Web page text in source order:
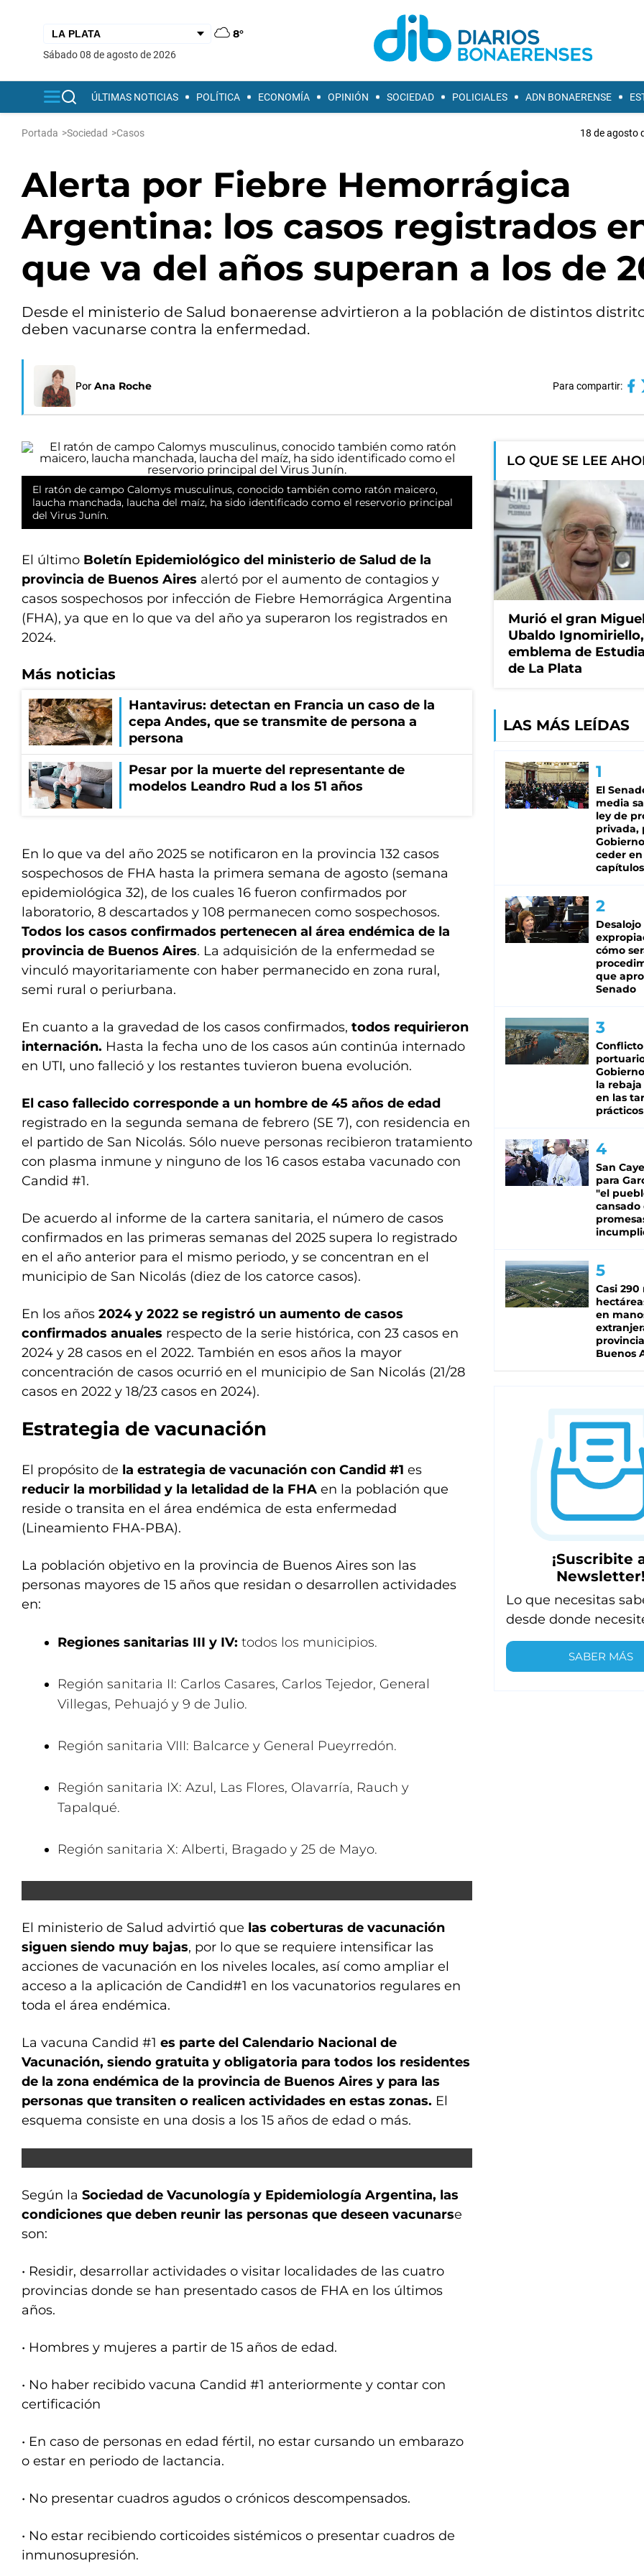
8°
sábado 08 de agosto de 2026
ÚLTIMAS NOTICIAS POLÍTICA ECONOMÍA OPINIÓN SOCIEDAD POLICIALES ADN BONAERENSE
Portada >Sociedad >Casos 18 de agosto
Alerta por Fiebre Hemorrágica
Argentina: los casos registrados
que va del años superan a los de
Desde el ministerio de Salud bonaerense advirtieron a la población de distintos
deben vacunarse contra la enfermedad.
Por Ana Roche Para compartir:
El ratón de campo Calomys musculinus, conocido también como ratón maicero,
laucha manchada, laucha del maíz, ha sido identificado como el reservorio principal
del Virus Junín.
El último Boletín Epidemiológico del ministerio de Salud de la
provincia de Buenos Aires alertó por el aumento de contagios y
casos sospechosos por infección de Fiebre Hemorrágica Argentina
(FHA), ya que en lo que va del año ya superaron los registrados en
2024.
Más noticias
Hantavirus: detectan en Francia un caso de la
cepa Andes, que se transmite de persona a
persona
Pesar por la muerte del representante de
modelos Leandro Rud a los 51 años
En lo que va del año 2025 se notificaron en la provincia 132 casos
sospechosos de FHA hasta la primera semana de agosto (semana
epidemiológica 32), de los cuales 16 fueron confirmados por
laboratorio, 8 descartados y 108 permanecen como sospechosos.
Todos los casos confirmados pertenecen al área endémica de la
provincia de Buenos Aires. La adquisición de la enfermedad se
vinculó mayoritariamente con haber permanecido en zona rural,
semi rural o periurbana.
En cuanto a la gravedad de los casos confirmados, todos requirieron
internación. Hasta la fecha uno de los casos aún continúa internado
en UTI, uno falleció y los restantes tuvieron buena evolución.
El caso fallecido corresponde a un hombre de 45 años de edad
registrado en la segunda semana de febrero (SE 7), con residencia en
el partido de San Nicolás. Sólo nueve personas recibieron tratamiento
con plasma inmune y ninguno de los 16 casos estaba vacunado con
Candid #1.
De acuerdo al informe de la cartera sanitaria, el número de casos
confirmados en las primeras semanas del 2025 supera lo registrado
en el año anterior para el mismo periodo, y se concentran en el
municipio de San Nicolás (diez de los catorce casos).
En los años 2024 y 2022 se registró un aumento de casos
confirmados anuales respecto de la serie histórica, con 23 casos en
2024 y 28 casos en el 2022. También en esos años la mayor
concentración de casos ocurrió en el municipio de San Nicolás (21/28
casos en 2022 y 18/23 casos en 2024).
Estrategia de vacunación
El propósito de la estrategia de vacunación con Candid #1 es
reducir la morbilidad y la letalidad de la FHA en la población que
reside o transita en el área endémica de esta enfermedad
(Lineamiento FHA-PBA).
La población objetivo en la provincia de Buenos Aires son las
personas mayores de 15 años que residan o desarrollen actividades
en:
Regiones sanitarias III y IV: todos los municipios.
Región sanitaria II: Carlos Casares, Carlos Tejedor, General
Villegas, Pehuajó y 9 de Julio.
Región sanitaria VIII: Balcarce y General Pueyrredón.
Región sanitaria IX: Azul, Las Flores, Olavarría, Rauch y
Tapalqué.
Región sanitaria X: Alberti, Bragado y 25 de Mayo.
El ministerio de Salud advirtió que las coberturas de vacunación
siguen siendo muy bajas, por lo que se requiere intensificar las
acciones de vacunación en los niveles locales, así como ampliar el
acceso a la aplicación de Candid#1 en los vacunatorios regulares en
toda el área endémica.
La vacuna Candid #1 es parte del Calendario Nacional de
Vacunación, siendo gratuita y obligatoria para todos los residentes
de la zona endémica de la provincia de Buenos Aires y para las
personas que transiten o realicen actividades en estas zonas. El
esquema consiste en una dosis a los 15 años de edad o más.
Según la Sociedad de Vacunología y Epidemiología Argentina, las
condiciones que deben reunir las personas que deseen vacunarse
son:
• Residir, desarrollar actividades o visitar localidades de las cuatro
provincias donde se han presentado casos de FHA en los últimos
años.
• Hombres y mujeres a partir de 15 años de edad.
• No haber recibido vacuna Candid #1 anteriormente y contar con
certificación
• En caso de personas en edad fértil, no estar cursando un embarazo
o estar en periodo de lactancia.
• No presentar cuadros agudos o crónicos descompensados.
• No estar recibiendo corticoides sistémicos o presentar cuadros de
inmunosupresión.
LO QUE SE LEE
Murió el gran
Ubaldo
emblema de
de La Plata
LAS MÁS LEÍDAS
El
media
ley de
privada,
ceder
capítulos
cómo
que
Senado
Conflicto
la rebaja
en las
prácticos
San
para
"el
cansado
Casi 290
en
Buenos
¡Suscribite
Lo que necesitas
desde donde
SABER MÁS